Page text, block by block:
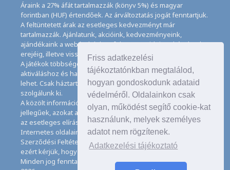
Friss adatkezelési
tájékoztatónkban megtalálod,
hogyan gondoskodunk adataid
védelméről. Oldalainkon csak
olyan, működést segítő cookie-kat
használunk, melyek személyes
adatot nem rögzítenek.
Adatkezelési tájékoztató
Áraink a 27% áfát tartalmazzák (könyv 5%) és magyar
forintban (HUF) értendőek. Az árváltoztatás jogát fenntartjuk.
A feltüntetett árak az esetleges kedvezményt már
tartalmazzák. Ajánlatunk, akcióink, kedvezményeink,
ajándékaink a webáruházban feltüntetett ideig, a készletek
erejéig, illetve visszavonásig érvényesek.
A játékok többségéhez angol nyelvismeret illetve az
aktiváláshoz és használathoz internet kapcsolat szükséges
lehet. Csak háztartásban használatos mennyiségeket
szolgálunk ki.
A közölt információk, adatok, besorolások tájékoztató
jellegűek, azokat a legnagyobb gondossággal kezeljük, de
az esetleges elírásokért felelősséget nem tudunk vállalni.
Internetes oldalaink használatával elfogadja az Általános
Szerződési Feltételeinket és Adatkezelési Tájékoztatónkat,
ezért kérjük, hogy ezeket figyelmesen tanulmányozza át.
Minden jog fenntartva. © Copyright CD Galaxis Kft. 1997–